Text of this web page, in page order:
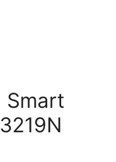
Smart